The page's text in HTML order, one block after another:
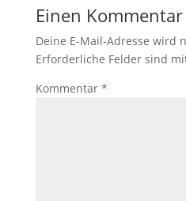
Einen
Deine E-Mail-Adresse wird
Erforderliche Felder sind
Kommentar *